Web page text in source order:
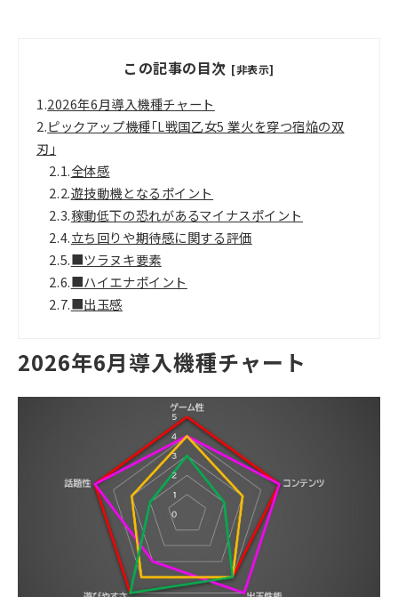
この記事の目次 [非表示]
1.2026年6月導入機種チャート
2.ピックアップ機種｢L戦国乙女5 業火を穿つ宿焔の双
刃｣
2.1.全体感
2.2.遊技動機となるポイント
2.3.稼動低下の恐れがあるマイナスポイント
2.4.立ち回りや期待感に関する評価
2.5.■ツラヌキ要素
2.6.■ハイエナポイント
2.7.■出玉感
2026年6月導入機種チャート